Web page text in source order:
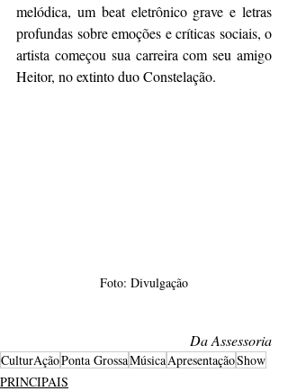
melódica, um beat eletrônico grave e letras
profundas sobre emoções e críticas sociais, o
artista começou sua carreira com seu amigo
Heitor, no extinto duo Constelação.
Foto: Divulgação
Da Assessoria
CulturAçãoPonta GrossaMúsicaApresentaçãoShow
PRINCIPAIS